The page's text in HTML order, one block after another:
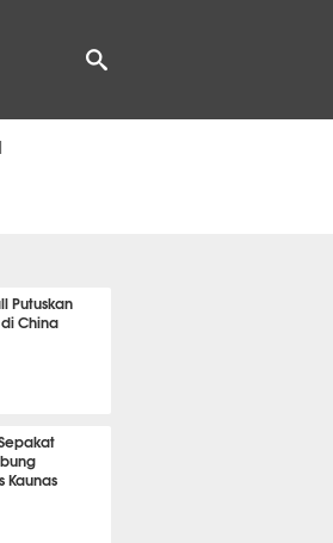
Putuskan
China
Kaunas